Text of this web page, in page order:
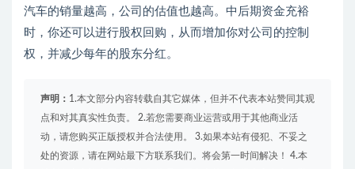
汽车的销量越高，公司的估值也越高。中后期资金充裕
时，你还可以进行股权回购，从而增加你对公司的控制
权，并减少每年的股东分红。
声明： 1.本文部分内容转载自其它媒体，但并不代表本站赞同其观
点和对其真实性负责。 2.若您需要商业运营或用于其他商业活
动，请您购买正版授权并合法使用。 3.如果本站有侵犯、不妥之
处的资源，请在网站最下方联系我们。将会第一时间解决！ 4.本